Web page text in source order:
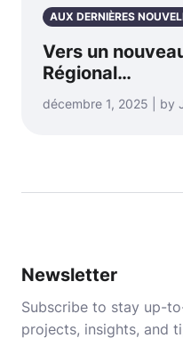
AUX DERNIÈRES
Vers un
Régional…
décembre 1, 2025 | by
Newsletter
Subscribe to stay up-
projects, insights, and